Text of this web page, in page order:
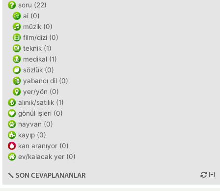
soru (22)
ai (0)
müzik (0)
film/dizi (0)
teknik (1)
medikal (1)
sözlük (0)
yabancı dil (0)
yer/yön (0)
alınık/satılık (1)
gönül işleri (0)
hayvan (0)
kayıp (0)
kan aranıyor (0)
ev/kalacak yer (0)
SON CEVAPLANANLAR